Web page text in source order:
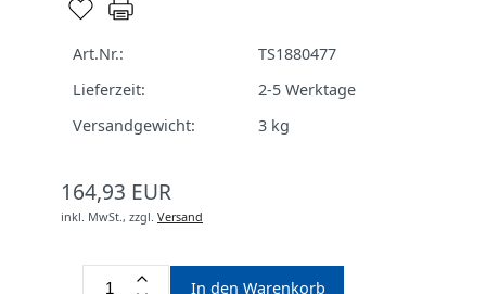
Art.Nr.:
TS1880477
Lieferzeit:
2-5 Werktage
Versandgewicht:
3 kg
164,93 EUR
inkl. MwSt., zzgl. Versand
In den Warenkorb